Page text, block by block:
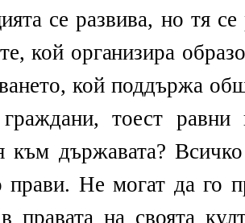
се развива, но тя
кой организира
кой поддържа
граждани, тоест
към държавата?
Не могат да го
правата на своята